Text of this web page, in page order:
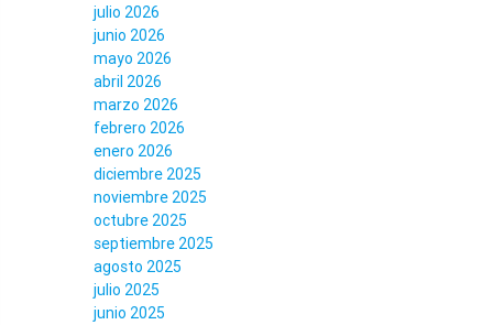
julio 2026
junio 2026
mayo 2026
abril 2026
marzo 2026
febrero 2026
enero 2026
diciembre 2025
noviembre 2025
octubre 2025
septiembre 2025
agosto 2025
julio 2025
junio 2025